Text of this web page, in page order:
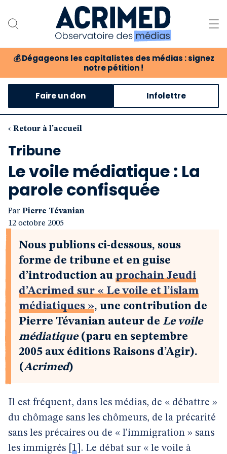
💰 Dégageons les capitalistes des médias : signez
notre pétition !
Notre association
Notre critique des médias
Nos propositions
Boutique
Faire un don Infolettre
‹ Retour à l'accueil
Tribune
Le voile médiatique : La
parole confisquée
Par Pierre Tévanian
12 octobre 2005
Nous publions ci-dessous, sous
forme de tribune et en guise
d’introduction au prochain Jeudi
d’Acrimed sur « Le voile et l’islam
médiatiques », une contribution de
Pierre Tévanian auteur de Le voile
médiatique(paru en septembre
2005 aux éditions Raisons d’Agir).
(Acrimed)
Il est fréquent, dans les médias, de « débattre »
du chômage sans les chômeurs, de la précarité
sans les précaires ou de « l’immigration » sans
les immigrés 1 . Le débat sur « le voile à